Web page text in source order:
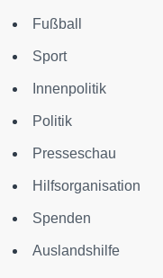
Fußball
Sport
Innenpolitik
Politik
Presseschau
Hilfsorganisation
Spenden
Auslandshilfe